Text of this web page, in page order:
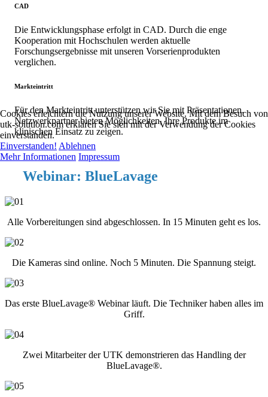
CAD
Die Entwicklungsphase erfolgt in CAD. Durch die enge
Kooperation mit Hochschulen werden aktuelle
Forschungsergebnisse mit unseren Vorserienprodukten
verglichen.
Markteintritt
Für den Markteintritt unterstützen wir Sie mit Präsentationen.
Netzwerkpartner bieten Möglichkeiten, Ihre Produkte im
klinischen Einsatz zu zeigen.
Webinar: BlueLavage
Alle Vorbereitungen sind abgeschlossen. In 15 Minuten geht es los.
Die Kameras sind online. Noch 5 Minuten. Die Spannung steigt.
Das erste BlueLavage® Webinar läuft. Die Techniker haben alles im
Griff.
Zwei Mitarbeiter der UTK demonstrieren das Handling der
BlueLavage®.
Cookies erleichtern die Nutzung unserer Website. Mit dem Besuch von
utk-solution.com erklären Sie sich mit der Verwendung der Cookies
einverstanden.
Einverstanden! Ablehnen
Mehr Informationen Impressum